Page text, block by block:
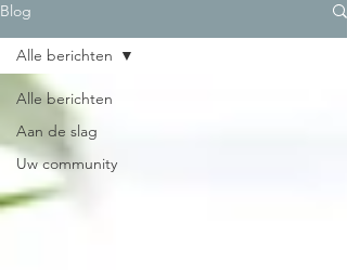
Blog
Alle berichten
Aan de slag
Uw community
Alle berichten